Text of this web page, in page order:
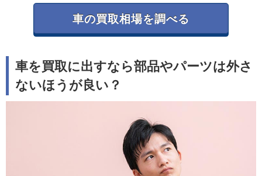
定の要素となります。特にフルエアロやメ
ーカーオプション品は希少価値が高く評価
・パーツ単体で売るなら保管状態を良くし
専門業者に依頼する
つけないようにしましょう。パーツ買取専
門店やネットオークションを利用すること
で、車買取店よりも高値で売れる可能性が
車の買取相場を調べる
車を買取に出すなら部品やパーツは外さ
ないほうが良い？